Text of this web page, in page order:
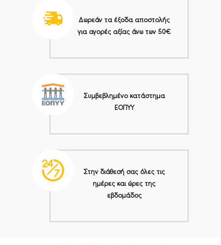
Δωρεάν τα έξοδα αποστολής
για αγορές αξίας άνω των 50€
Συμβεβλημένο κατάστημα
ΕΟΠΥΥ
Στην διάθεσή σας όλες τις
ημέρες και ώρες της
εβδομάδος